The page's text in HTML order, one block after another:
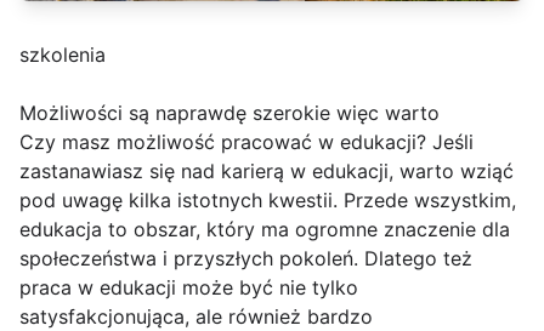
szkolenia
Możliwości są naprawdę szerokie więc warto
Czy masz możliwość pracować w edukacji? Jeśli
zastanawiasz się nad karierą w edukacji, warto wziąć
pod uwagę kilka istotnych kwestii. Przede wszystkim,
edukacja to obszar, który ma ogromne znaczenie dla
społeczeństwa i przyszłych pokoleń. Dlatego też
praca w edukacji może być nie tylko
satysfakcjonująca, ale również bardzo